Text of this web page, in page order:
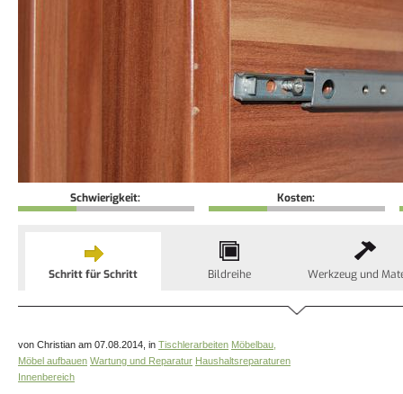
Schwierigkeit: Kosten:
Schritt für Schritt Bildreihe Werkzeug und
von Christian am 07.08.2014, in Tischlerarbeiten Möbelbau,
Möbel aufbauen Wartung und Reparatur Haushaltsreparaturen
Innenbereich